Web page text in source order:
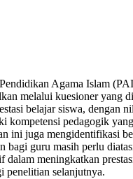
Agama Islam
melalui kuesioner
belajar siswa,
pedagogik
ini juga mengidentifikasi
guru masih perlu
meningkatkan
penelitian selanjutnya.